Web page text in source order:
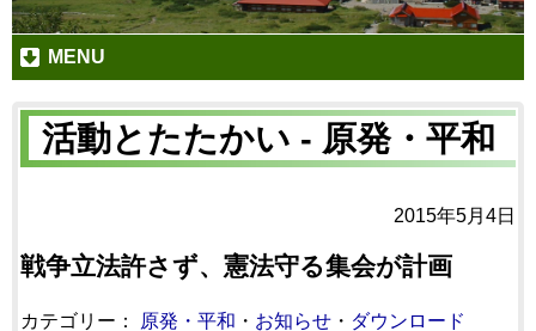
MENU
活動とたたかい - 原発・平和
2015年5月4日
戦争立法許さず、憲法守る集会が計画
カテゴリー： 原発・平和 ・ お知らせ ・ ダウンロード